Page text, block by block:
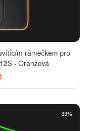
rámečkem pro
- Oranžová
-33%